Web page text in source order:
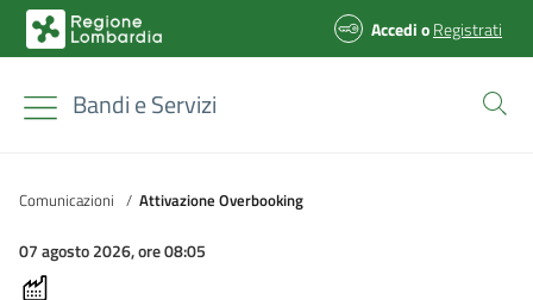
AccedioRegistrati
Bandi e Servizi
Comunicazioni / Attivazione Overbooking
07 agosto 2026, ore 08:05